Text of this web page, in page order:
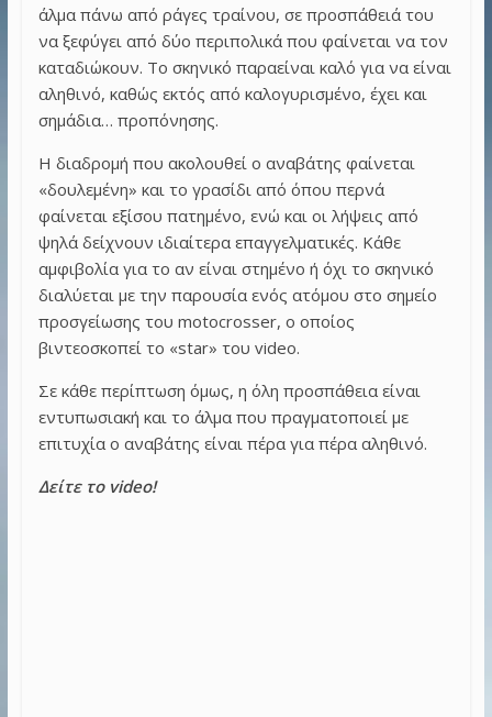
άλμα πάνω από ράγες τραίνου, σε προσπάθειά του
να ξεφύγει από δύο περιπολικά που φαίνεται να τον
καταδιώκουν. Το σκηνικό παραείναι καλό για να είναι
αληθινό, καθώς εκτός από καλογυρισμένο, έχει και
σημάδια… προπόνησης.
Η διαδρομή που ακολουθεί ο αναβάτης φαίνεται
«δουλεμένη» και το γρασίδι από όπου περνά
φαίνεται εξίσου πατημένο, ενώ και οι λήψεις από
ψηλά δείχνουν ιδιαίτερα επαγγελματικές. Κάθε
αμφιβολία για το αν είναι στημένο ή όχι το σκηνικό
διαλύεται με την παρουσία ενός ατόμου στο σημείο
προσγείωσης του motocrosser, ο οποίος
βιντεοσκοπεί το «star» του video.
Σε κάθε περίπτωση όμως, η όλη προσπάθεια είναι
εντυπωσιακή και το άλμα που πραγματοποιεί με
επιτυχία ο αναβάτης είναι πέρα για πέρα αληθινό.
Δείτε το video!